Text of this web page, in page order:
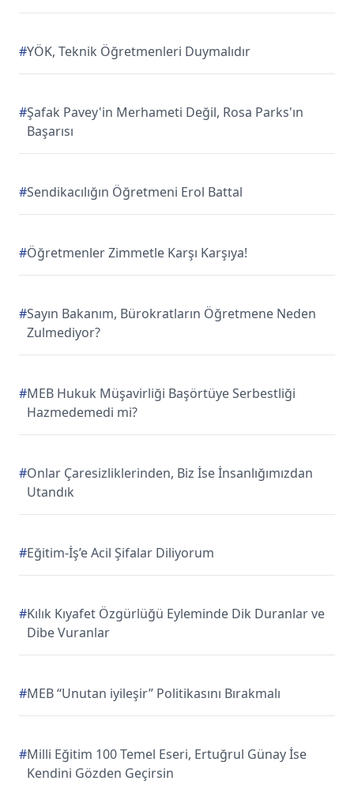
#YÖK, Teknik Öğretmenleri Duymalıdır
#Şafak Pavey'in Merhameti Değil, Rosa Parks'ın
Başarısı
#Sendikacılığın Öğretmeni Erol Battal
#Öğretmenler Zimmetle Karşı Karşıya!
#Sayın Bakanım, Bürokratların Öğretmene Neden
Zulmediyor?
#MEB Hukuk Müşavirliği Başörtüye Serbestliği
Hazmedemedi mi?
#Onlar Çaresizliklerinden, Biz İse İnsanlığımızdan
Utandık
#Eğitim-İş’e Acil Şifalar Diliyorum
#Kılık Kıyafet Özgürlüğü Eyleminde Dik Duranlar ve
Dibe Vuranlar
#MEB “Unutan iyileşir” Politikasını Bırakmalı
#Milli Eğitim 100 Temel Eseri, Ertuğrul Günay İse
Kendini Gözden Geçirsin